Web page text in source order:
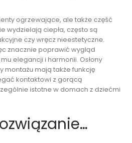
ogrzewające, ale także część
wydzielają ciepła, często są
czy wręcz nieestetyczne.
znacznie poprawić wygląd
elegancji i harmonii. Osłony
montażu mają także funkcję
kontaktowi z gorącą
istotne w domach z dziećmi